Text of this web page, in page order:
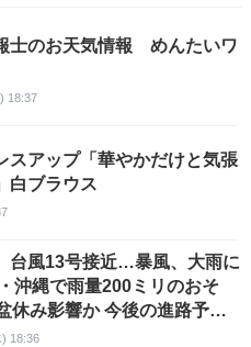
士のお天気情報 めんたいワ
18:37
スアップ「華やかだけと気張
白ブラウス
台風13号接近…暴風、大雨に
沖縄で雨量200ミリのおそ
み影響か 今後の進路予想
】
18:36